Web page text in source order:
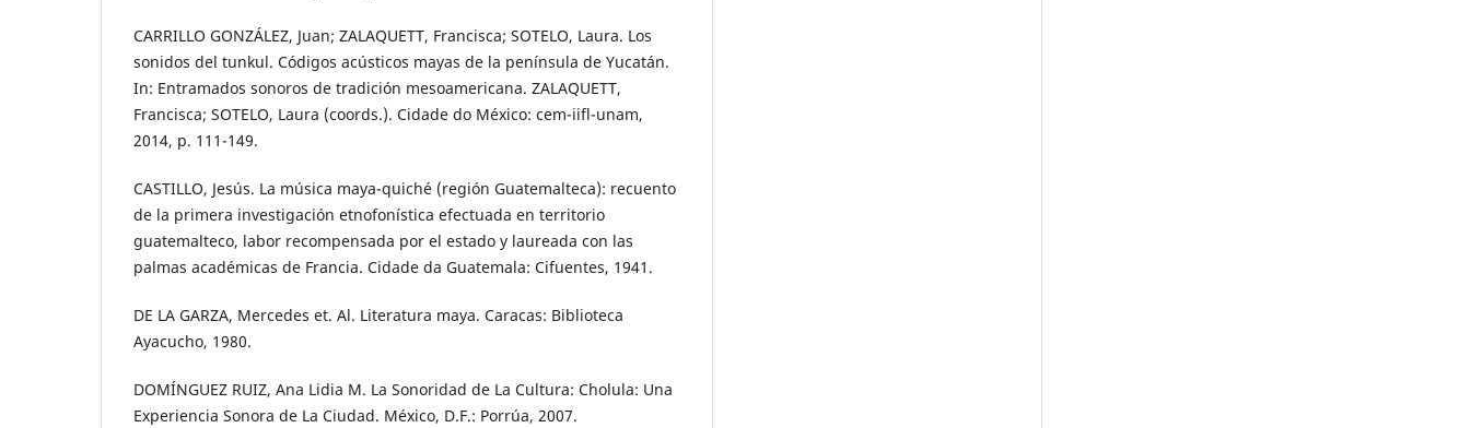
CARRILLO GONZÁLEZ, Juan; ZALAQUETT, Francisca; SOTELO, Laura. Los
sonidos del tunkul. Códigos acústicos mayas de la península de Yucatán.
In: Entramados sonoros de tradición mesoamericana. ZALAQUETT,
Francisca; SOTELO, Laura (coords.). Cidade do México: cem-iifl-unam,
2014, p. 111-149.
CASTILLO, Jesús. La música maya-quiché (región Guatemalteca): recuento
de la primera investigación etnofonística efectuada en territorio
guatemalteco, labor recompensada por el estado y laureada con las
palmas académicas de Francia. Cidade da Guatemala: Cifuentes, 1941.
DE LA GARZA, Mercedes et. Al. Literatura maya. Caracas: Biblioteca
Ayacucho, 1980.
DOMÍNGUEZ RUIZ, Ana Lidia M. La Sonoridad de La Cultura: Cholula: Una
Experiencia Sonora de La Ciudad. México, D.F.: Porrúa, 2007.